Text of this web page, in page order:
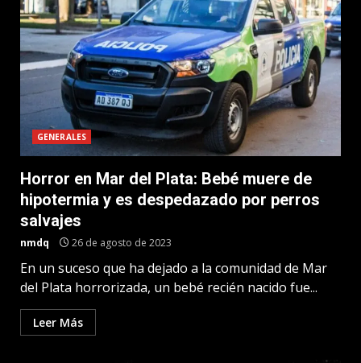
GENERALES
Horror en Mar del Plata: Bebé muere de
hipotermia y es despedazado por perros
salvajes
nmdq 26 de agosto de 2023
En un suceso que ha dejado a la comunidad de Mar
del Plata horrorizada, un bebé recién nacido fue...
Leer Más